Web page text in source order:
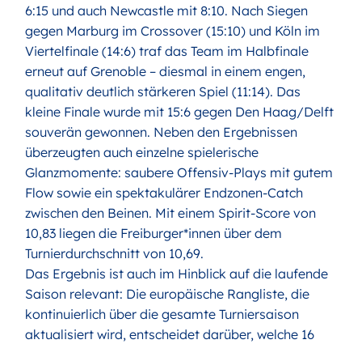
6:15 und auch Newcastle mit 8:10. Nach Siegen
gegen Marburg im Crossover (15:10) und Köln im
Viertelfinale (14:6) traf das Team im Halbfinale
erneut auf Grenoble – diesmal in einem engen,
qualitativ deutlich stärkeren Spiel (11:14). Das
kleine Finale wurde mit 15:6 gegen Den Haag/Delft
souverän gewonnen. Neben den Ergebnissen
überzeugten auch einzelne spielerische
Glanzmomente: saubere Offensiv-Plays mit gutem
Flow sowie ein spektakulärer Endzonen-Catch
zwischen den Beinen. Mit einem Spirit-Score von
10,83 liegen die Freiburger*innen über dem
Turnierdurchschnitt von 10,69.
Das Ergebnis ist auch im Hinblick auf die laufende
Saison relevant: Die europäische Rangliste, die
kontinuierlich über die gesamte Turniersaison
aktualisiert wird, entscheidet darüber, welche 16